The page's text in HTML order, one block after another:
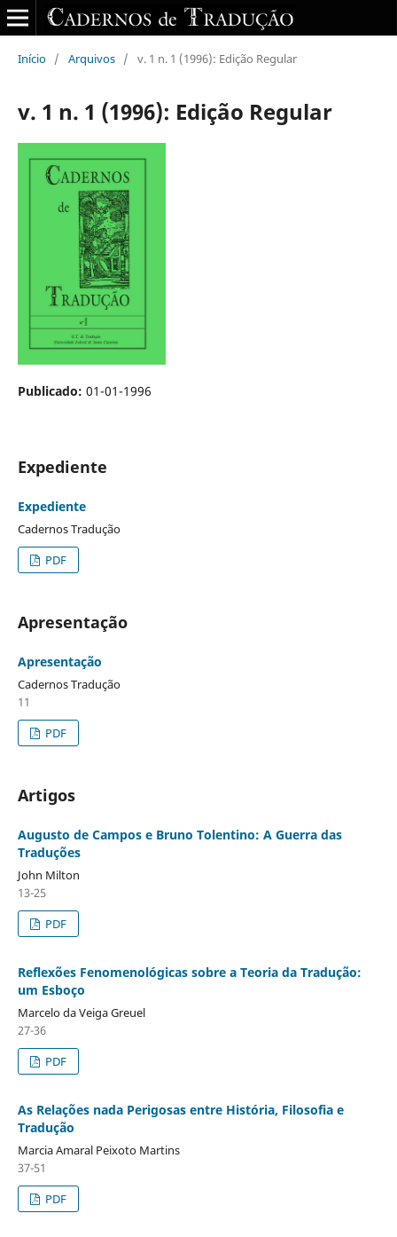
Início / Arquivos / v. 1 n. 1 (1996): Edição Regular
v. 1 n. 1 (1996): Edição Regular
Publicado: 01-01-1996
Expediente
Expediente
Cadernos Tradução
PDF
Apresentação
Apresentação
Cadernos Tradução
11
PDF
Artigos
Augusto de Campos e Bruno Tolentino: A Guerra das
Traduções
John Milton
13-25
PDF
Reflexões Fenomenológicas sobre a Teoria da Tradução:
um Esboço
Marcelo da Veiga Greuel
27-36
PDF
As Relações nada Perigosas entre História, Filosofia e
Tradução
Marcia Amaral Peixoto Martins
37-51
PDF